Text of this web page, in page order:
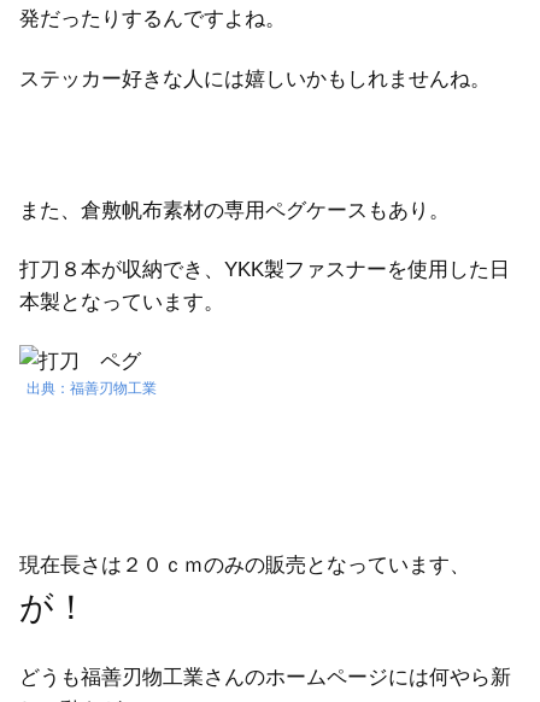
発だったりするんですよね。
ステッカー好きな人には嬉しいかもしれませんね。
また、倉敷帆布素材の専用ペグケースもあり。
打刀８本が収納でき、YKK製ファスナーを使用した日
本製となっています。
出典：福善刃物工業
現在長さは２０ｃｍのみの販売となっています、
が！
どうも福善刃物工業さんのホームページには何やら新